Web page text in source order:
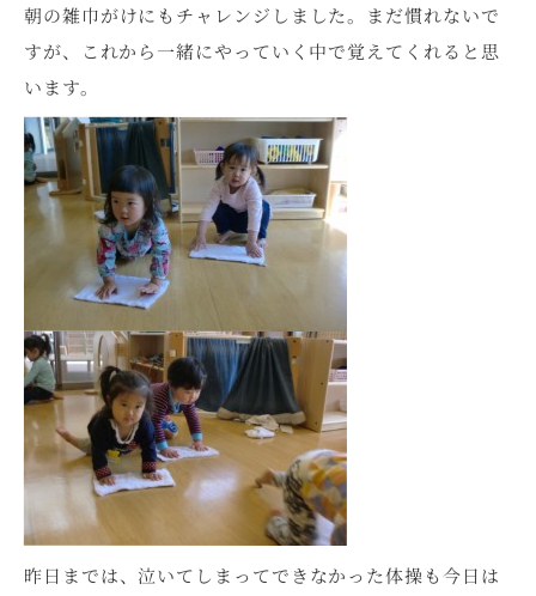
朝の雑巾がけにもチャレンジしました。まだ慣れないで
すが、これから一緒にやっていく中で覚えてくれると思
います。
昨日までは、泣いてしまってできなかった体操も今日は